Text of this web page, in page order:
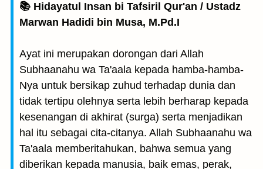
📚 Hidayatul Insan bi Tafsiril Qur'an / Ustadz
Marwan Hadidi bin Musa, M.Pd.I
Ayat ini merupakan dorongan dari Allah
Subhaanahu wa Ta'aala kepada hamba-hamba-
Nya untuk bersikap zuhud terhadap dunia dan
tidak tertipu olehnya serta lebih berharap kepada
kesenangan di akhirat (surga) serta menjadikan
hal itu sebagai cita-citanya. Allah Subhaanahu wa
Ta'aala memberitahukan, bahwa semua yang
diberikan kepada manusia, baik emas, perak,